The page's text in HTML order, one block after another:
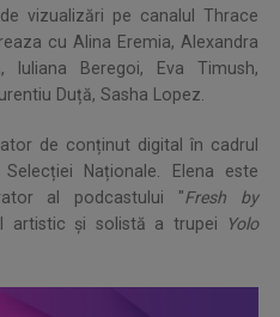
vizualizări pe canalul Thrace
cu Alina Eremia, Alexandra
Iuliana Beregoi, Eva Timush,
Duță, Sasha Lopez.
de conținut digital în cadrul
Naționale. Elena este
al podcastului "Fresh by
artistic și solistă a trupei
Yolo